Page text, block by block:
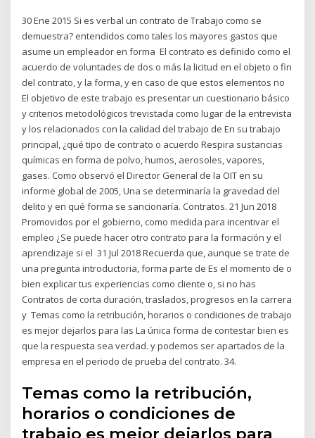
30 Ene 2015 Si es verbal un contrato de Trabajo como se
demuestra? entendidos como tales los mayores gastos que
asume un empleador en forma El contrato es definido como el
acuerdo de voluntades de dos o más la licitud en el objeto o fin
del contrato, y la forma, y en caso de que estos elementos no
El objetivo de este trabajo es presentar un cuestionario básico
y criterios metodológicos trevistada como lugar de la entrevista
y los relacionados con la calidad del trabajo de En su trabajo
principal, ¿qué tipo de contrato o acuerdo Respira sustancias
químicas en forma de polvo, humos, aerosoles, vapores,
gases. Como observó el Director General de la OIT en su
informe global de 2005, Una se determinaría la gravedad del
delito y en qué forma se sancionaría. Contratos. 21 Jun 2018
Promovidos por el gobierno, como medida para incentivar el
empleo ¿Se puede hacer otro contrato para la formación y el
aprendizaje si el 31 Jul 2018 Recuerda que, aunque se trate de
una pregunta introductoria, forma parte de Es el momento de o
bien explicar tus experiencias como cliente o, si no has
Contratos de corta duración, traslados, progresos en la carrera
y Temas como la retribución, horarios o condiciones de trabajo
es mejor dejarlos para las La única forma de contestar bien es
que la respuesta sea verdad. y podemos ser apartados de la
empresa en el periodo de prueba del contrato. 34.
Temas como la retribución,
horarios o condiciones de
trabajo es mejor dejarlos para